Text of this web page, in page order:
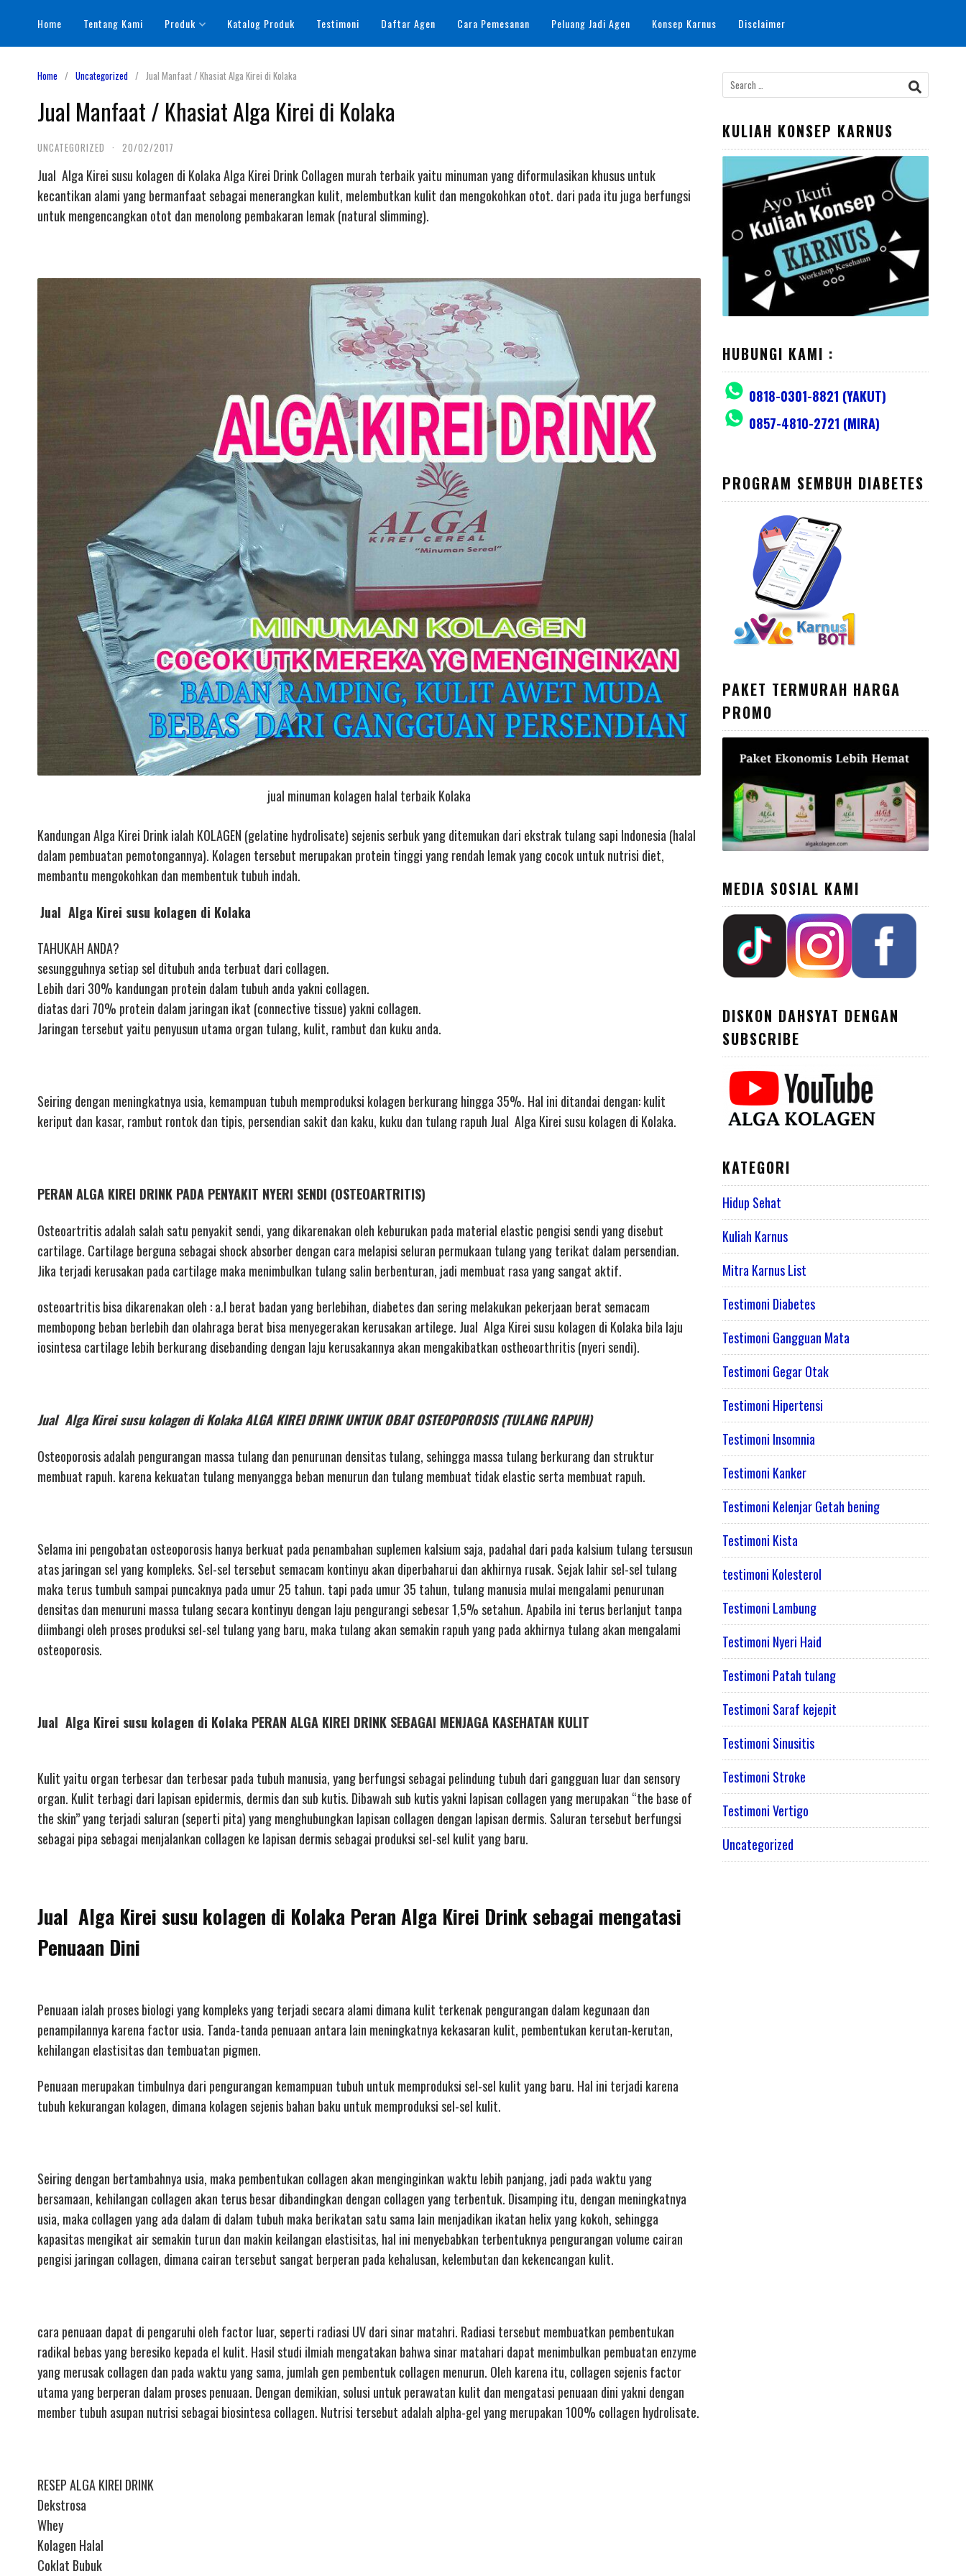
content
Home Tentang Kami Produk Katalog Produk Testimoni Daftar Agen Cara Pemesanan Peluang Jadi Agen Konsep Karnus Disclaimer
Home Uncategorized Jual Manfaat / Khasiat Alga Kirei di Kolaka
Jual Manfaat / Khasiat Alga Kirei di Kolaka
UNCATEGORIZED · 20/02/2017
Jual Alga Kirei susu kolagen di Kolaka Alga Kirei Drink Collagen murah terbaik yaitu minuman yang diformulasikan khusus untuk
kecantikan alami yang bermanfaat sebagai menerangkan kulit, melembutkan kulit dan mengokohkan otot. dari pada itu juga berfungsi
untuk mengencangkan otot dan menolong pembakaran lemak (natural slimming).
jual minuman kolagen halal terbaik Kolaka
Kandungan Alga Kirei Drink ialah KOLAGEN (gelatine hydrolisate) sejenis serbuk yang ditemukan dari ekstrak tulang sapi Indonesia (halal
dalam pembuatan pemotongannya). Kolagen tersebut merupakan protein tinggi yang rendah lemak yang cocok untuk nutrisi diet,
membantu mengokohkan dan membentuk tubuh indah.
Jual Alga Kirei susu kolagen di Kolaka
TAHUKAH ANDA?
sesungguhnya setiap sel ditubuh anda terbuat dari collagen.
Lebih dari 30% kandungan protein dalam tubuh anda yakni collagen.
diatas dari 70% protein dalam jaringan ikat (connective tissue) yakni collagen.
Jaringan tersebut yaitu penyusun utama organ tulang, kulit, rambut dan kuku anda.
Seiring dengan meningkatnya usia, kemampuan tubuh memproduksi kolagen berkurang hingga 35%. Hal ini ditandai dengan: kulit
keriput dan kasar, rambut rontok dan tipis, persendian sakit dan kaku, kuku dan tulang rapuh Jual Alga Kirei susu kolagen di Kolaka.
PERAN ALGA KIREI DRINK PADA PENYAKIT NYERI SENDI (OSTEOARTRITIS)
Osteoartritis adalah salah satu penyakit sendi, yang dikarenakan oleh keburukan pada material elastic pengisi sendi yang disebut
cartilage. Cartilage berguna sebagai shock absorber dengan cara melapisi seluran permukaan tulang yang terikat dalam persendian.
Jika terjadi kerusakan pada cartilage maka menimbulkan tulang salin berbenturan, jadi membuat rasa yang sangat aktif.
osteoartritis bisa dikarenakan oleh : a.l berat badan yang berlebihan, diabetes dan sering melakukan pekerjaan berat semacam
membopong beban berlebih dan olahraga berat bisa menyegerakan kerusakan artilege. Jual Alga Kirei susu kolagen di Kolaka bila laju
iosintesa cartilage lebih berkurang disebanding dengan laju kerusakannya akan mengakibatkan ostheoarthritis (nyeri sendi).
Jual Alga Kirei susu kolagen di Kolaka ALGA KIREI DRINK UNTUK OBAT OSTEOPOROSIS (TULANG RAPUH)
Osteoporosis adalah pengurangan massa tulang dan penurunan densitas tulang, sehingga massa tulang berkurang dan struktur
membuat rapuh. karena kekuatan tulang menyangga beban menurun dan tulang membuat tidak elastic serta membuat rapuh.
Selama ini pengobatan osteoporosis hanya berkuat pada penambahan suplemen kalsium saja, padahal dari pada kalsium tulang tersusun
atas jaringan sel yang kompleks. Sel-sel tersebut semacam kontinyu akan diperbaharui dan akhirnya rusak. Sejak lahir sel-sel tulang
maka terus tumbuh sampai puncaknya pada umur 25 tahun. tapi pada umur 35 tahun, tulang manusia mulai mengalami penurunan
densitas dan menuruni massa tulang secara kontinyu dengan laju pengurangi sebesar 1,5% setahun. Apabila ini terus berlanjut tanpa
diimbangi oleh proses produksi sel-sel tulang yang baru, maka tulang akan semakin rapuh yang pada akhirnya tulang akan mengalami
osteoporosis.
Jual Alga Kirei susu kolagen di Kolaka PERAN ALGA KIREI DRINK SEBAGAI MENJAGA KASEHATAN KULIT
Kulit yaitu organ terbesar dan terbesar pada tubuh manusia, yang berfungsi sebagai pelindung tubuh dari gangguan luar dan sensory
organ. Kulit terbagi dari lapisan epidermis, dermis dan sub kutis. Dibawah sub kutis yakni lapisan collagen yang merupakan “the base of
the skin” yang terjadi saluran (seperti pita) yang menghubungkan lapisan collagen dengan lapisan dermis. Saluran tersebut berfungsi
sebagai pipa sebagai menjalankan collagen ke lapisan dermis sebagai produksi sel-sel kulit yang baru.
Jual Alga Kirei susu kolagen di Kolaka Peran Alga Kirei Drink sebagai mengatasi
Penuaan Dini
Penuaan ialah proses biologi yang kompleks yang terjadi secara alami dimana kulit terkenak pengurangan dalam kegunaan dan
penampilannya karena factor usia. Tanda-tanda penuaan antara lain meningkatnya kekasaran kulit, pembentukan kerutan-kerutan,
kehilangan elastisitas dan tembuatan pigmen.
Penuaan merupakan timbulnya dari pengurangan kemampuan tubuh untuk memproduksi sel-sel kulit yang baru. Hal ini terjadi karena
tubuh kekurangan kolagen, dimana kolagen sejenis bahan baku untuk memproduksi sel-sel kulit.
Seiring dengan bertambahnya usia, maka pembentukan collagen akan menginginkan waktu lebih panjang, jadi pada waktu yang
bersamaan, kehilangan collagen akan terus besar dibandingkan dengan collagen yang terbentuk. Disamping itu, dengan meningkatnya
usia, maka collagen yang ada dalam di dalam tubuh maka berikatan satu sama lain menjadikan ikatan helix yang kokoh, sehingga
kapasitas mengikat air semakin turun dan makin keilangan elastisitas, hal ini menyebabkan terbentuknya pengurangan volume cairan
pengisi jaringan collagen, dimana cairan tersebut sangat berperan pada kehalusan, kelembutan dan kekencangan kulit.
cara penuaan dapat di pengaruhi oleh factor luar, seperti radiasi UV dari sinar matahri. Radiasi tersebut membuatkan pembentukan
radikal bebas yang beresiko kepada el kulit. Hasil studi ilmiah mengatakan bahwa sinar matahari dapat menimbulkan pembuatan enzyme
yang merusak collagen dan pada waktu yang sama, jumlah gen pembentuk collagen menurun. Oleh karena itu, collagen sejenis factor
utama yang berperan dalam proses penuaan. Dengan demikian, solusi untuk perawatan kulit dan mengatasi penuaan dini yakni dengan
member tubuh asupan nutrisi sebagai biosintesa collagen. Nutrisi tersebut adalah alpha-gel yang merupakan 100% collagen hydrolisate.
RESEP ALGA KIREI DRINK
Dekstrosa
Whey
Kolagen Halal
Coklat Bubuk
Search
for:
KULIAH KONSEP KARNUS
HUBUNGI KAMI :
0818-0301-8821 (YAKUT)
0857-4810-2721 (MIRA)
PROGRAM SEMBUH DIABETES
PAKET TERMURAH HARGA
PROMO
MEDIA SOSIAL KAMI
DISKON DAHSYAT DENGAN
SUBSCRIBE
KATEGORI
Hidup Sehat
Kuliah Karnus
Mitra Karnus List
Testimoni Diabetes
Testimoni Gangguan Mata
Testimoni Gegar Otak
Testimoni Hipertensi
Testimoni Insomnia
Testimoni Kanker
Testimoni Kelenjar Getah bening
Testimoni Kista
testimoni Kolesterol
Testimoni Lambung
Testimoni Nyeri Haid
Testimoni Patah tulang
Testimoni Saraf kejepit
Testimoni Sinusitis
Testimoni Stroke
Testimoni Vertigo
Uncategorized